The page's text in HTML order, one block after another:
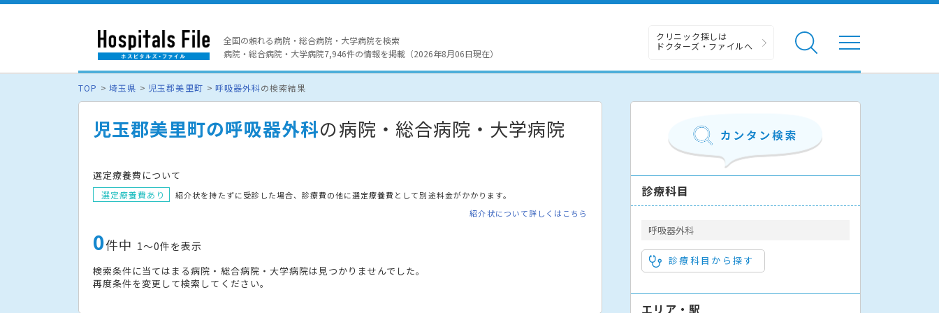
全国の頼れる病院・総合病院・大学病院を検索
病院・総合病院・大学病院7,946件の情報を掲載（2026年8月06日現在）
クリニック探しは
ドクターズ・ファイルへ
TOP 埼玉県 児玉郡美里町 呼吸器外科の検索結果
児玉郡美里町の呼吸器外科の病院・総合病院・大学病院
選定療養費について
選定療養費あり
紹介状を持たずに受診した場合、診療費の他に選定療養費として別途料金がかかります。
紹介状について詳しくはこちら
0件中 1〜0件を表示
検索条件に当てはまる病院・総合病院・大学病院は見つかりませんでした。
再度条件を変更して検索してください。
診療科目
呼吸器外科
診療科目から探す
エリア・駅